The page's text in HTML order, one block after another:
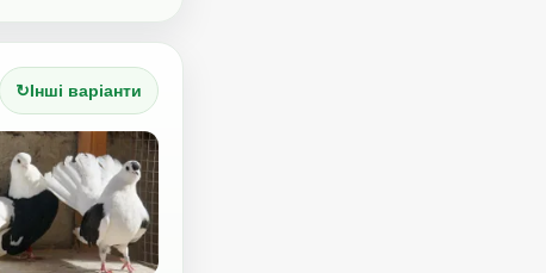
↻Інші варіанти